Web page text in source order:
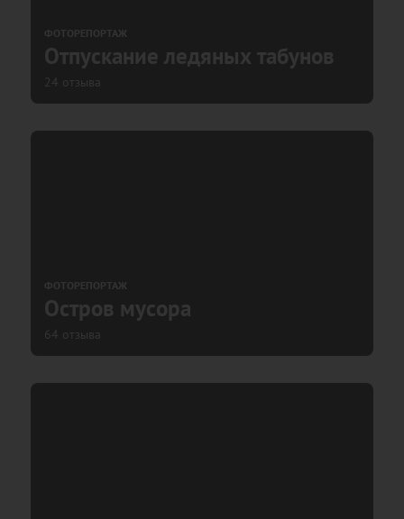
ФОТОРЕПОРТАЖ
Отпускание ледяных табунов
24 отзыва
ФОТОРЕПОРТАЖ
Остров мусора
64 отзыва